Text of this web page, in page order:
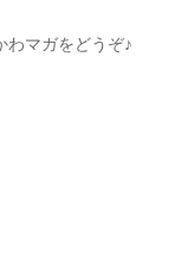
わマガをどうぞ♪